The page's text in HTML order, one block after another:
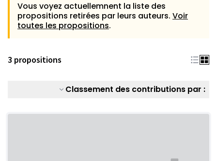
Vous voyez actuellemnent la liste des
propositions retirées par leurs auteurs. Voir
toutes les propositions.
3 propositions
Classement des contributions par :